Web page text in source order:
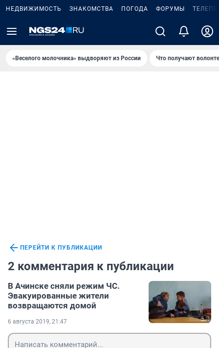
НЕДВИЖИМОСТЬ ЗНАКОМСТВА ПОГОДА ФОРУМЫ
«Веселого молочника» выдворяют из России Что получают
ПЕРЕЙТИ К ПУБЛИКАЦИИ
2 комментария к публикации
В Ачинске сняли режим ЧС.
Эвакуированные жители
возвращаются домой
6 августа 2019, 21:47